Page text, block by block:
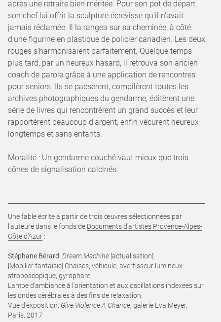
après une retraite bien méritée. Pour son pot de départ,
son chef lui offrit la sculpture écrevisse qu'il n'avait
jamais réclamée. Il la rangea sur sa cheminée, à côté
d'une figurine en plastique de policier canadien. Les deux
rouges s'harmonisaient parfaitement. Quelque temps
plus tard, par un heureux hasard, il retrouva son ancien
coach de parole grâce à une application de rencontres
pour seniors. Ils se pacsèrent, compilèrent toutes les
archives photographiques du gendarme, éditèrent une
série de livres qui rencontrèrent un grand succès et leur
rapportèrent beaucoup d'argent, enfin vécurent heureux
longtemps et sans enfants.
Moralité : Un gendarme couché vaut mieux que trois
cônes de signalisation calcinés.
Une fable écrite à partir de trois œuvres sélectionnées par
l'auteure dans le fonds de Documents d'artistes Provence-Alpes-
Côte d'Azur :
Stéphane Bérard, Dream Machine [actualisation].
[Mobilier fantaisie] Chaises, véhicule, avertisseur lumineux
stroboscopique, gyrophare.
Lampe d'ambiance à l'orientation et aux oscillations indexées sur
les ondes cérébrales à des fins de relaxation.
Vue d'exposition, Give Violence A Chance, galerie Eva Meyer,
Paris, 2017